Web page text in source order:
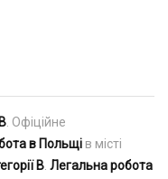
. Офіційне
в Польщі в місті
В Легальна робота